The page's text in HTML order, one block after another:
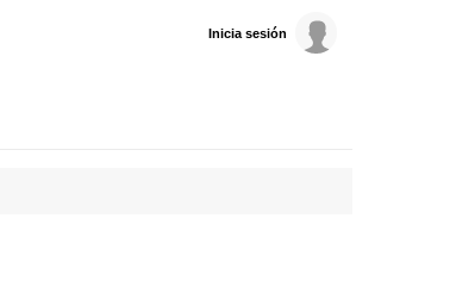
Inicia sesión